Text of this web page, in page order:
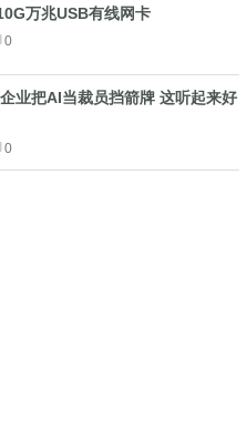
万兆USB有线网卡
0
业把AI当裁员挡箭牌 这听起来好
0